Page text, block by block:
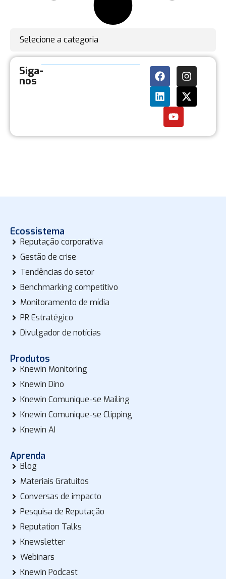
Selecione a categoria
Siga-
nos
Ecossistema
Reputação corporativa
Gestão de crise
Tendências do setor
Benchmarking competitivo
Monitoramento de mídia
PR Estratégico
Divulgador de notícias
Produtos
Knewin Monitoring
Knewin Dino
Knewin Comunique-se Mailing
Knewin Comunique-se Clipping
Knewin AI
Aprenda
Blog
Materiais Gratuitos
Conversas de impacto
Pesquisa de Reputação
Reputation Talks
Knewsletter
Webinars
Knewin Podcast